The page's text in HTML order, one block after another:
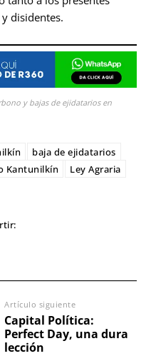
disidentes.
y bajas de ejidatarios en
baja de ejidatarios
Kantunilkín
Ley Agraria
Artículo siguiente
Capital Política:
Perfect Day, una dura
lección